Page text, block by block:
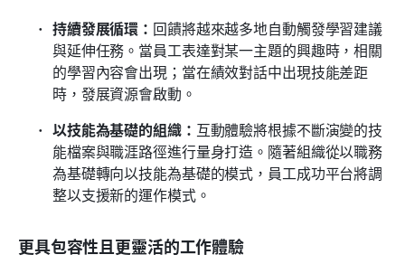
持續發展循環： 回饋將越來越多地自動觸發學習建議
與延伸任務。當員工表達對某一主題的興趣時，相關
的學習內容會出現；當在績效對話中出現技能差距
時，發展資源會啟動。
以技能為基礎的組織： 互動體驗將根據不斷演變的技
能檔案與職涯路徑進行量身打造。隨著組織從以職務
為基礎轉向以技能為基礎的模式，員工成功平台將調
整以支援新的運作模式。
更具包容性且更靈活的工作體驗